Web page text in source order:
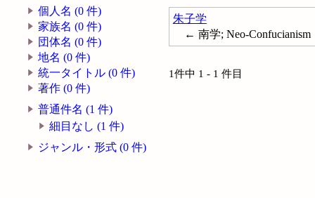
個人名 (0 件)
家族名 (0 件)
団体名 (0 件)
地名 (0 件)
統一タイトル (0 件)
著作 (0 件)
普通件名 (1 件)
細目なし (1 件)
ジャンル・形式 (0 件)
朱子学
← 南学; Neo-Confucianism
1件中 1 - 1 件目